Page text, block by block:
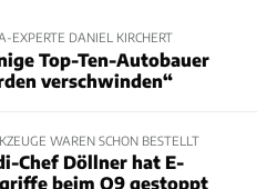
EXPERTE DANIEL KIRCHERT
Top-Ten-Autobauer
verschwinden“
WAREN SCHON BESTELLT
Chef Döllner hat E-
beim Q9 gestoppt